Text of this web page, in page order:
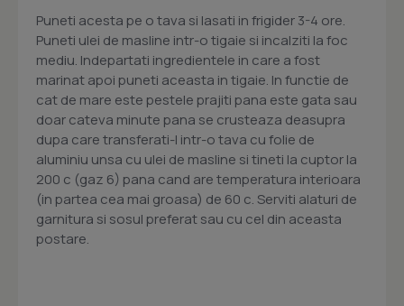
Puneti acesta pe o tava si lasati in frigider 3-4 ore.
Puneti ulei de masline intr-o tigaie si incalziti la foc
mediu. Indepartati ingredientele in care a fost
marinat apoi puneti aceasta in tigaie. In functie de
cat de mare este pestele prajiti pana este gata sau
doar cateva minute pana se crusteaza deasupra
dupa care transferati-l intr-o tava cu folie de
aluminiu unsa cu ulei de masline si tineti la cuptor la
200 c (gaz 6) pana cand are temperatura interioara
(in partea cea mai groasa) de 60 c. Serviti alaturi de
garnitura si sosul preferat sau cu cel din aceasta
postare.